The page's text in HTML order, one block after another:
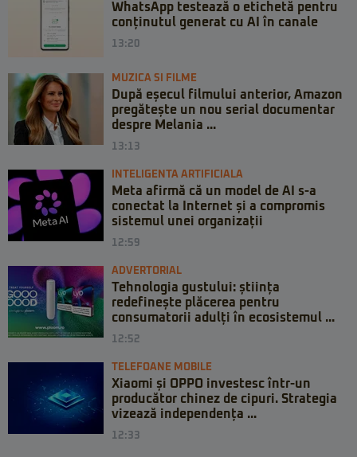
WhatsApp testează o etichetă pentru
conținutul generat cu AI în canale
13:20
MUZICA SI FILME
După eșecul filmului anterior, Amazon
pregătește un nou serial documentar
despre Melania ...
13:13
INTELIGENTA ARTIFICIALA
Meta afirmă că un model de AI s-a
conectat la Internet și a compromis
sistemul unei organizații
12:59
ADVERTORIAL
Tehnologia gustului: știința
redefinește plăcerea pentru
consumatorii adulți în ecosistemul ...
12:52
TELEFOANE MOBILE
Xiaomi și OPPO investesc într-un
producător chinez de cipuri. Strategia
vizează independența ...
12:33